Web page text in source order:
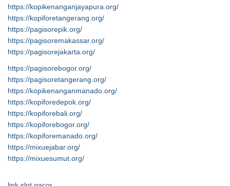
https://kopikenanganjayapura.org/
https://kopiforetangerang.org/
https://pagisorepik.org/
https://pagisoremakassar.org/
https://pagisorejakarta.org/
https://pagisorebogor.org/
https://pagisoretangerang.org/
https://kopikenanganmanado.org/
https://kopiforedepok.org/
https://kopiforebali.org/
https://kopiforebogor.org/
https://kopiforemanado.org/
https://mixuejabar.org/
https://mixuesumut.org/